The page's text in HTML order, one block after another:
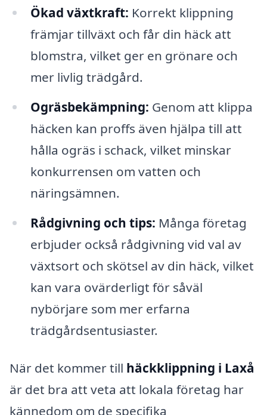
Ökad växtkraft: Korrekt klippning
främjar tillväxt och får din häck att
blomstra, vilket ger en grönare och
mer livlig trädgård.
Ogräsbekämpning: Genom att klippa
häcken kan proffs även hjälpa till att
hålla ogräs i schack, vilket minskar
konkurrensen om vatten och
näringsämnen.
Rådgivning och tips: Många företag
erbjuder också rådgivning vid val av
växtsort och skötsel av din häck, vilket
kan vara ovärderligt för såväl
nybörjare som mer erfarna
trädgårdsentusiaster.
När det kommer till häckklippning i Laxå
är det bra att veta att lokala företag har
kännedom om de specifika